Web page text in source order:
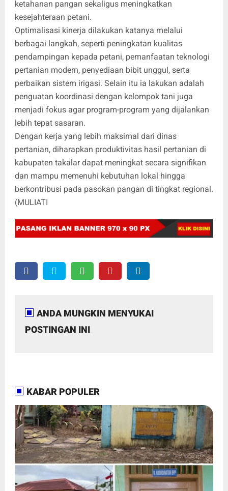
ketahanan pangan sekaligus meningkatkan
kesejahteraan petani.
Optimalisasi kinerja dilakukan katanya melalui
berbagai langkah, seperti peningkatan kualitas
pendampingan kepada petani, pemanfaatan teknologi
pertanian modern, penyediaan bibit unggul, serta
perbaikan sistem irigasi. Selain itu ia lakukan adalah
penguatan koordinasi dengan kelompok tani juga
menjadi fokus agar program-program yang dijalankan
lebih tepat sasaran.
Dengan kerja yang lebih maksimal dari dinas
pertanian, diharapkan produktivitas hasil pertanian di
kabupaten takalar dapat meningkat secara signifikan
dan mampu memenuhi kebutuhan lokal hingga
berkontribusi pada pasokan pangan di tingkat regional.
(MULIATI
ANDA MUNGKIN MENYUKAI
POSTINGAN INI
KABAR POPULER